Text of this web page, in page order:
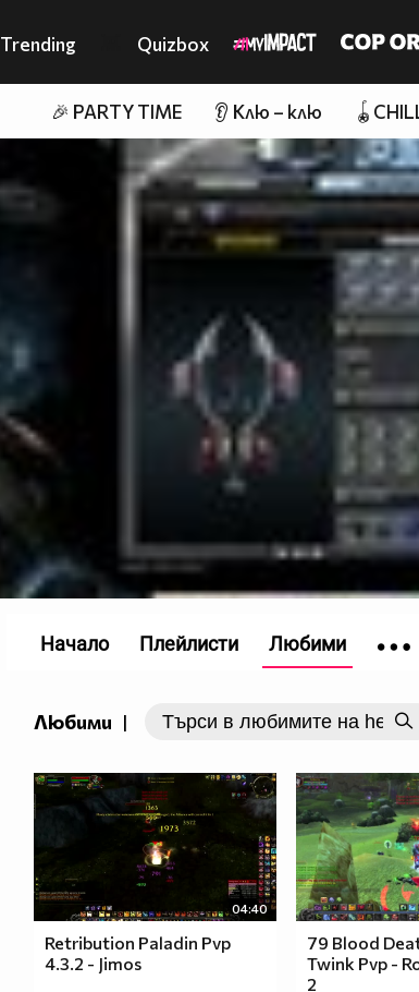
Trending Quizbox
🎉 PARTY TIME 👂 Клю – клю
Любими |
04:40
Retribution Paladin Pvp
4.3.2 - Jimos
79 Blood
Twink Pvp -
2
Начало Плейлисти Любими